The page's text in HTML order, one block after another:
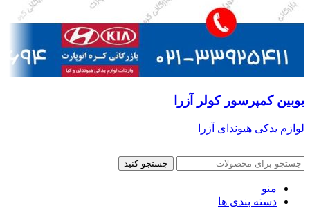
بوبین کمپرسور کولر آزرا
لوازم یدکی هیوندای آزرا
جستجو کنید
منو
دسته بندی ها